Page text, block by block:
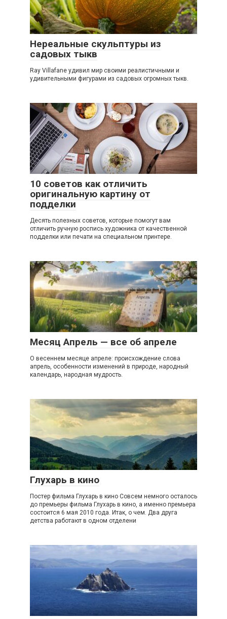
Нереальные скульптуры из
садовых тыкв
Ray Villafane удивил мир своими реалистичными и
удивительными фигурами из садовых огромных тыкв.
10 советов как отличить
оригинальную картину от
подделки
Десять полезных советов, которые помогут вам
отличить ручную роспись художника от качественной
подделки или печати на специальном принтере.
Месяц Апрель — все об апреле
О весеннем месяце апреле: происхождение слова
апрель, особенности изменений в природе, народный
календарь, народная мудрость.
Глухарь в кино
Постер фильма Глухарь в кино Совсем немного осталось
до премьеры фильма Глухарь в кино, а именно премьера
состоится 6 мая 2010 года. Итак, о чем. Два друга
детства работают в одном отделени